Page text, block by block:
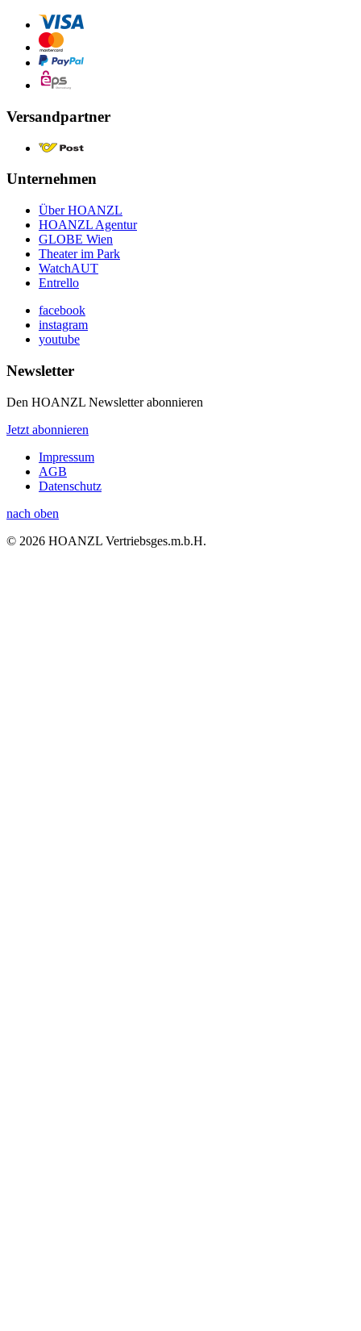
Versandpartner
Unternehmen
Über HOANZL
HOANZL Agentur
GLOBE Wien
Theater im Park
WatchAUT
Entrello
facebook
instagram
youtube
Newsletter
Den HOANZL Newsletter abonnieren
Jetzt abonnieren
Impressum
AGB
Datenschutz
nach oben
© 2026 HOANZL Vertriebsges.m.b.H.